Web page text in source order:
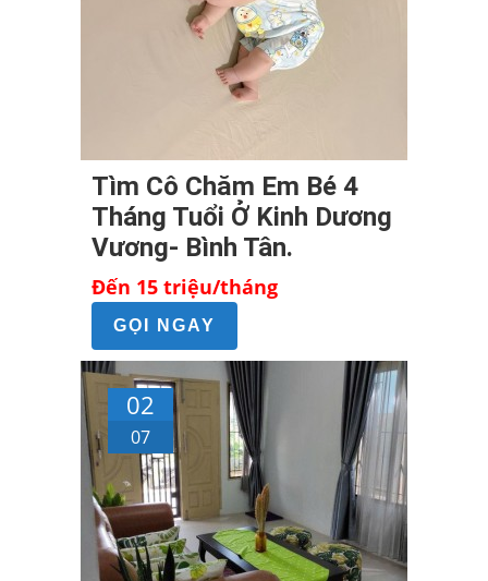
Tìm Cô Chăm Em Bé 4
Tháng Tuổi Ở Kinh Dương
Vương- Bình Tân.
Đến 15 triệu/tháng
GỌI NGAY
02
07